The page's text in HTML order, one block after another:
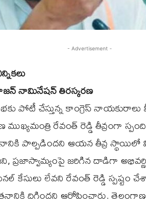
- Advertisement -
నామినేషన్ తిరస్కరణ
పోటీ చేస్తున్న కాంగ్రెస్
రేవంత్ రెడ్డి తీవ్రంగా
పాల్పడిందని ఆయన తీవ్ర స్థాయిలో
ప్రజాస్వామ్యంపై జరిగిన దాడిగా
లేవని రేవంత్ రెడ్డి స్పష్టం
దిగిందని ఆరోపించారు.